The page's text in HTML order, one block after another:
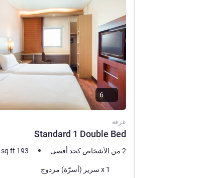
غرفة
Standard 1 Double Bed
2 من الأشخاص كحد أقصى sq ft 193
فرش السرير
1 x سرير (أسرّة) مزدوج